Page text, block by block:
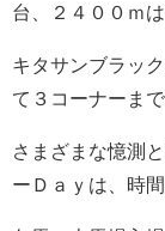
台、２４００ｍ
キタサンブラッ
て３コーナーま
さまざまな憶測
ーＤａｙは、時